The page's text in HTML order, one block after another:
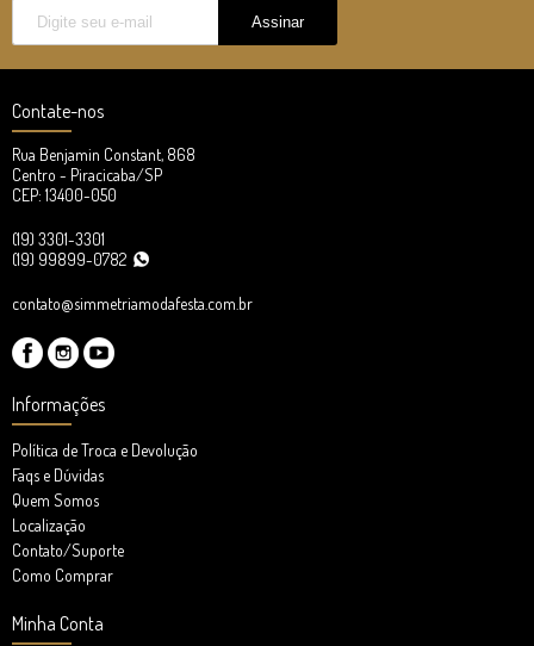
Contate-nos
Rua Benjamin Constant, 868
Centro - Piracicaba/SP
CEP: 13400-050
(19) 3301-3301
(19) 99899-0782
contato@simmetriamodafesta.com.br
Informações
Política de Troca e Devolução
Faqs e Dúvidas
Quem Somos
Localização
Contato/Suporte
Como Comprar
Minha Conta